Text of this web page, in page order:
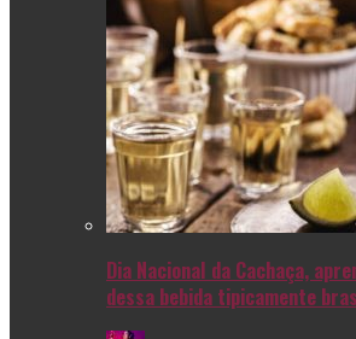
Dia Nacional da Cachaça,
dessa bebida tipicamente